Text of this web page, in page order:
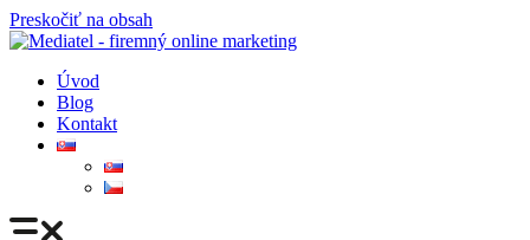
Preskočiť na obsah
Úvod
Blog
Kontakt